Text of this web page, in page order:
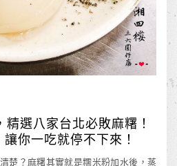
精選八家台北必敗麻糬！
你一吃就停不下來！
楚？麻糬其實就是糯米粉加水後，蒸